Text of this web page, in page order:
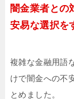
闇金業者との
安易な選択を
複雑な金融用語
けで闇金への不
とめました。